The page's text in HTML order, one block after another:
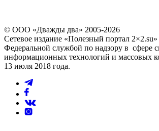
© ООО «Дважды два» 2005-2026
Сетевое издание «Полезный портал 2×2.su»
Федеральной службой по надзору в сфере
информационных технологий и массовых
13 июля 2018 года.